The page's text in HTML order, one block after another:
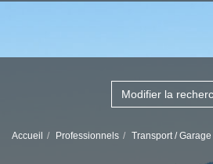
Modifier la
Accueil Professionnels Transport / Garage